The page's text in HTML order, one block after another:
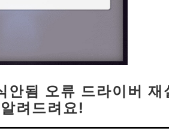
됨 오류 드라이버 재
려드려요!